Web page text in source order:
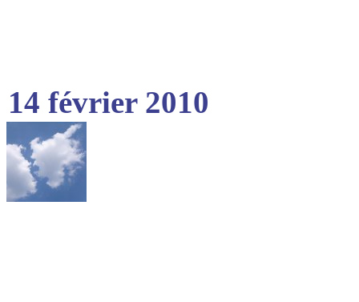
14 février 2010